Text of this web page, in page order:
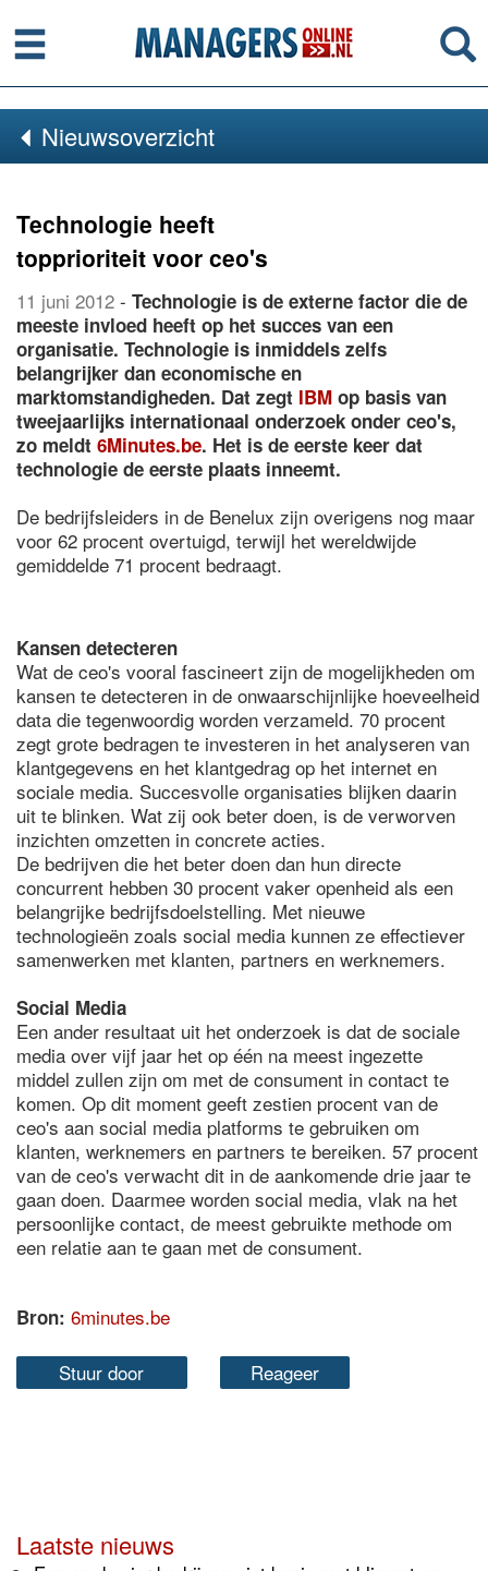
Menu
Nieuwsoverzicht
Technologie heeft
topprioriteit voor ceo's
11 juni 2012 - Technologie is de externe factor die de
meeste invloed heeft op het succes van een
organisatie. Technologie is inmiddels zelfs
belangrijker dan economische en
marktomstandigheden. Dat zegt IBM op basis van
tweejaarlijks internationaal onderzoek onder ceo's,
zo meldt 6Minutes.be. Het is de eerste keer dat
technologie de eerste plaats inneemt.
De bedrijfsleiders in de Benelux zijn overigens nog maar
voor 62 procent overtuigd, terwijl het wereldwijde
gemiddelde 71 procent bedraagt.
Kansen detecteren
Wat de ceo's vooral fascineert zijn de mogelijkheden om
kansen te detecteren in de onwaarschijnlijke hoeveelheid
data die tegenwoordig worden verzameld. 70 procent
zegt grote bedragen te investeren in het analyseren van
klantgegevens en het klantgedrag op het internet en
sociale media. Succesvolle organisaties blijken daarin
uit te blinken. Wat zij ook beter doen, is de verworven
inzichten omzetten in concrete acties.
De bedrijven die het beter doen dan hun directe
concurrent hebben 30 procent vaker openheid als een
belangrijke bedrijfsdoelstelling. Met nieuwe
technologieën zoals social media kunnen ze effectiever
samenwerken met klanten, partners en werknemers.
Social Media
Een ander resultaat uit het onderzoek is dat de sociale
media over vijf jaar het op één na meest ingezette
middel zullen zijn om met de consument in contact te
komen. Op dit moment geeft zestien procent van de
ceo's aan social media platforms te gebruiken om
klanten, werknemers en partners te bereiken. 57 procent
van de ceo's verwacht dit in de aankomende drie jaar te
gaan doen. Daarmee worden social media, vlak na het
persoonlijke contact, de meest gebruikte methode om
een relatie aan te gaan met de consument.
Bron: 6minutes.be
Stuur door Reageer
Laatste nieuws